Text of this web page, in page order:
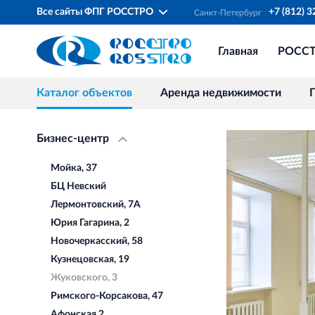
Все сайты ФПГ РОССТРО Санкт‐Петербург +7 (812)
Главная
Каталог объектов Аренда недвижимости
Бизнес-центр
Мойка, 37
БЦ Невский
Лермонтовский, 7А
Юрия Гагарина, 2
Новочеркасский, 58
Кузнецовская, 19
Жуковского, 3
Римского-Корсакова, 47